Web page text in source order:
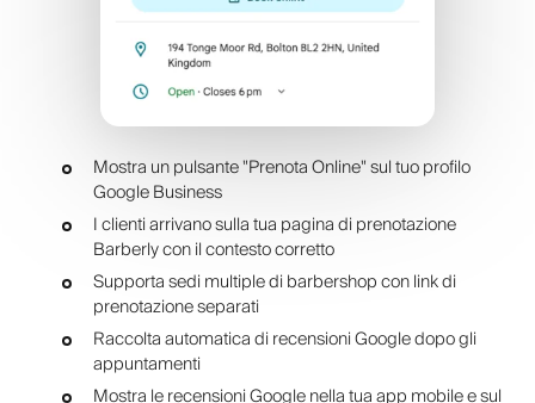
Mostra un pulsante "Prenota Online" sul tuo profilo
Google Business
I clienti arrivano sulla tua pagina di prenotazione
Barberly con il contesto corretto
Supporta sedi multiple di barbershop con link di
prenotazione separati
Raccolta automatica di recensioni Google dopo gli
appuntamenti
Mostra le recensioni Google nella tua app mobile e sul